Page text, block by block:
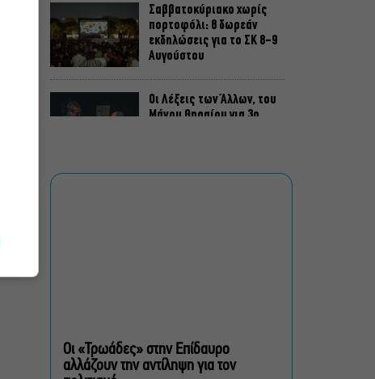
Σαββατοκύριακο χωρίς
πορτοφόλι: 8 δωρεάν
εκδηλώσεις για το ΣΚ 8-9
Αυγούστου
Οι Λέξεις των Άλλων, του
Μάνου Θηραίου για 3ο
Σωτήρη Τσαφούλια
Οι «Τρωάδες» στην Επίδαυρο
αλλάζουν την αντίληψη για τον